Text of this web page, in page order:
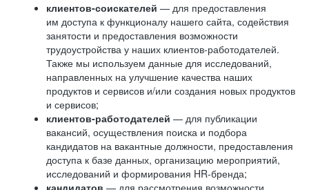
клиентов-соискателей — для предоставления
им доступа к функционалу нашего сайта, содействия
занятости и предоставления возможности
трудоустройства у наших клиентов-работодателей.
Также мы используем данные для исследований,
направленных на улучшение качества наших
продуктов и сервисов и/или создания новых продуктов
и сервисов;
клиентов-работодателей — для публикации
вакансий, осуществления поиска и подбора
кандидатов на вакантные должности, предоставления
доступа к базе данных, организацию мероприятий,
исследований и формирования HR-бренда;
кандидатов — для рассмотрения возможности